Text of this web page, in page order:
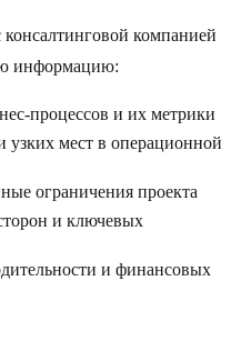
консалтинговой компанией
информацию:
процессов и их метрики
мест в операционной
ограничения проекта
и ключевых
и финансовых